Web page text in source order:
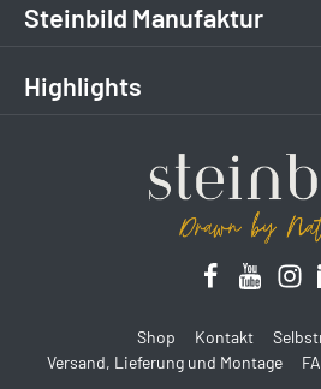
Steinbild Manufaktur
Highlights
Shop Kontakt
Versand, Lieferung und Montage